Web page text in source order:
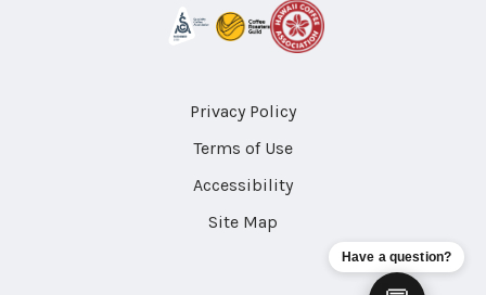
Privacy Policy
Terms of Use
Accessibility
Site Map
Have a question?